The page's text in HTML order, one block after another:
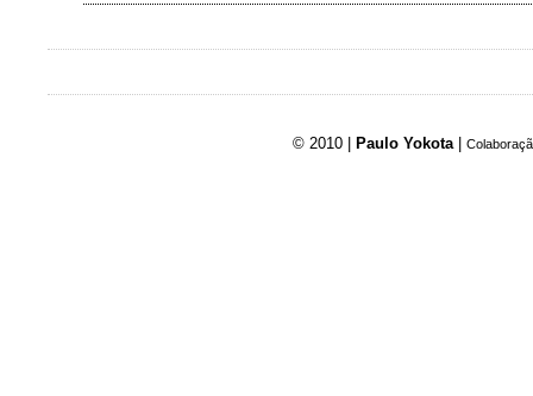
© 2010 | Paulo Yokota |